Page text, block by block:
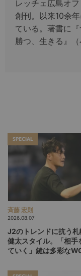
レッチェ広島オ
創刊。以来10余
ている。著書に
勝つ、生きる』（
SPECIAL
斉藤 宏則
2026.08.07
J2のトレンドに抗う
健太スタイル。「相手
ていく」鍵は多彩な